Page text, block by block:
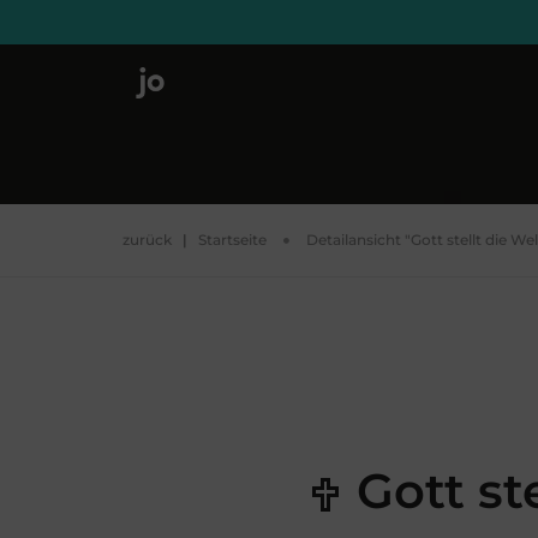
zurück | Startseite Detailansicht "Gott stellt die
Gott